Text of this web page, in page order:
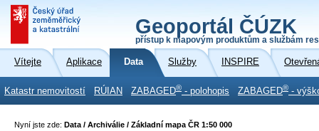
Geoportál ČÚZK
přístup k mapovým produktům a službám
Vítejte Aplikace Data Služby INSPIRE
Katastr nemovitostí RÚIAN ZABAGED® - polohopis ZABAGED® -
Nyní jste zde: Data / Archiválie / Základní mapa ČR 1:50 000